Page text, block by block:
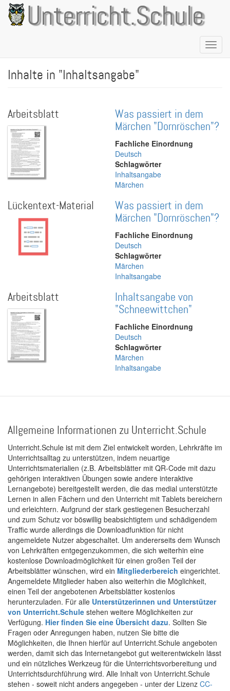
Direkt
zum
Inhalt
Unterricht.Schule
Inhalte in "Inhaltsangabe"
Arbeitsblatt
Was passiert in dem
Märchen "Dornröschen"?
Fachliche Einordnung
Deutsch
Schlagwörter
Inhaltsangabe
Märchen
Lückentext-Material
Was passiert in dem
Märchen "Dornröschen"?
Fachliche Einordnung
Deutsch
Schlagwörter
Märchen
Inhaltsangabe
Arbeitsblatt
Inhaltsangabe von
"Schneewittchen"
Fachliche Einordnung
Deutsch
Schlagwörter
Märchen
Inhaltsangabe
Allgemeine Informationen zu Unterricht.Schule
Unterricht.Schule ist mit dem Ziel entwickelt worden, Lehrkräfte im
Unterrichtsalltag zu unterstützen, indem neuartige
Unterrichtsmaterialien (z.B. Arbeitsblätter mit QR-Code mit dazu
gehörigen interaktiven Übungen sowie andere interaktive
Lernangebote) bereitgestellt werden, die das medial unterstützte
Lernen in allen Fächern und den Unterricht mit Tablets bereichern
und erleichtern. Aufgrund der stark gestiegenen Besucherzahl
und zum Schutz vor böswillig beabsichtigtem und schädigendem
Traffic wurde allerdings die Downloadfunktion für nicht
angemeldete Nutzer abgeschaltet. Um andererseits dem Wunsch
von Lehrkräften entgegenzukommen, die sich weiterhin eine
kostenlose Downloadmöglichkeit für einen großen Teil der
Arbeitsblätter wünschen, wird ein Mitgliederbereich eingerichtet.
Angemeldete Mitglieder haben also weiterhin die Möglichkeit,
einen Teil der angebotenen Arbeitsblätter kostenlos
herunterzuladen. Für alle Unterstützerinnen und Unterstützer
von Unterricht.Schule stehen weitere Möglichkeiten zur
Verfügung. Hier finden Sie eine Übersicht dazu. Sollten Sie
Fragen oder Anregungen haben, nutzen Sie bitte die
Möglichkeiten, die Ihnen hierfür auf Unterricht.Schule angeboten
werden, damit sich das Internetangebot gut weiterentwickeln lässt
und ein nützliches Werkzeug für die Unterrichtsvorbereitung und
Unterrichtsdurchführung wird. Alle Inhalt von Unterricht.Schule
stehen - soweit nicht anders angegeben - unter der Lizenz CC-